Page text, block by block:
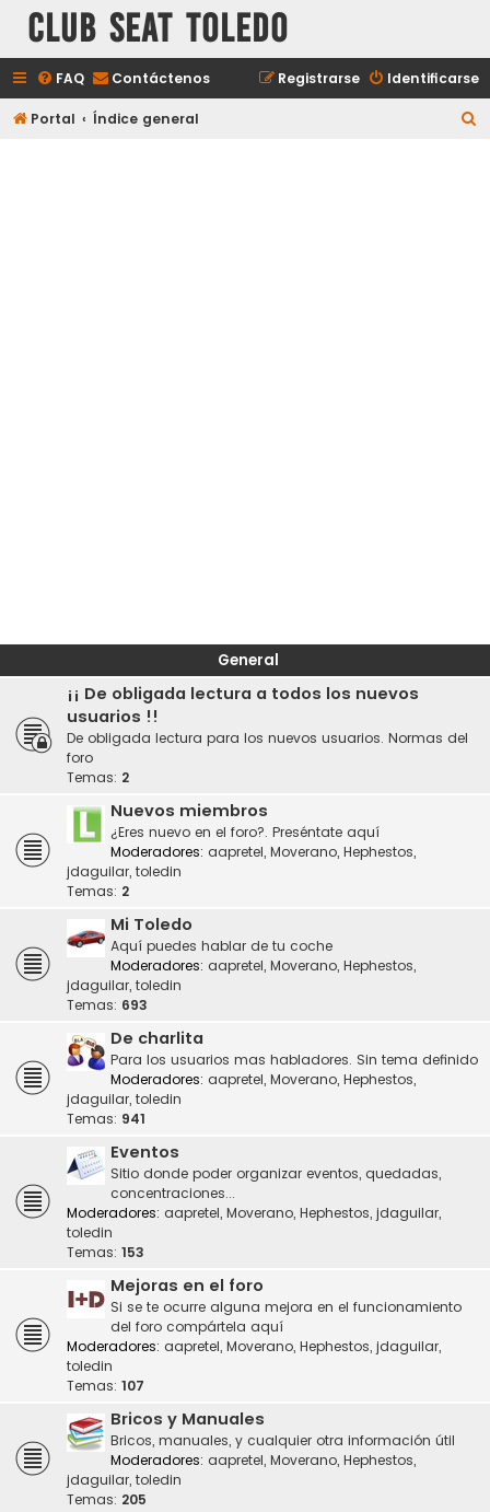
Club Seat Toledo
FAQ Contáctenos Identificarse
Registrarse
Portal Índice general
General
¡¡ De obligada lectura a todos los nuevos
usuarios !!
De obligada lectura para los nuevos usuarios. Normas del
foro
Temas: 2
Nuevos miembros
¿Eres nuevo en el foro?. Preséntate aquí
Moderadores: aapretel, Moverano, Hephestos,
jdaguilar, toledin
Temas: 2
Mi Toledo
Aquí puedes hablar de tu coche
Moderadores: aapretel, Moverano, Hephestos,
jdaguilar, toledin
Temas: 693
De charlita
Para los usuarios mas habladores. Sin tema definido
Moderadores: aapretel, Moverano, Hephestos,
jdaguilar, toledin
Temas: 941
Eventos
Sitio donde poder organizar eventos, quedadas,
concentraciones...
Moderadores: aapretel, Moverano, Hephestos, jdaguilar,
toledin
Temas: 153
Mejoras en el foro
Si se te ocurre alguna mejora en el funcionamiento
del foro compártela aquí
Moderadores: aapretel, Moverano, Hephestos, jdaguilar,
toledin
Temas: 107
Bricos y Manuales
Bricos, manuales, y cualquier otra información útil
Moderadores: aapretel, Moverano, Hephestos,
jdaguilar, toledin
Temas: 205